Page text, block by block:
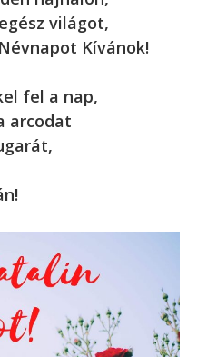
világot,
Kívánok!
fel a nap,
arcodat